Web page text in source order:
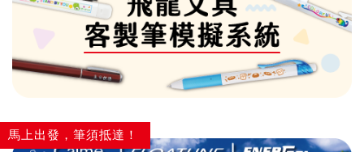
馬上出發，筆須抵達！